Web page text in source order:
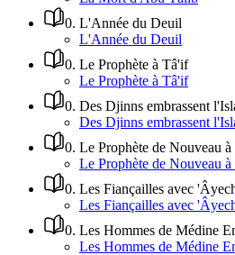
0. L'Année du Deuil
L'Année du Deuil
0. Le Prophète à Tâ'if
Le Prophète à Tâ'if
0. Des Djinns embrassent
Des Djinns embrassent
0. Le Prophète de Nouveau
Le Prophète de Nouveau
0. Les Fiançailles avec
Les Fiançailles avec
0. Les Hommes de Médine
Les Hommes de Médine